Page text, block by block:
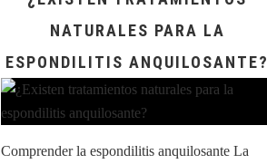
NATURALES PARA LA
ESPONDILITIS ANQUILOSANTE?
Comprender la espondilitis anquilosante La